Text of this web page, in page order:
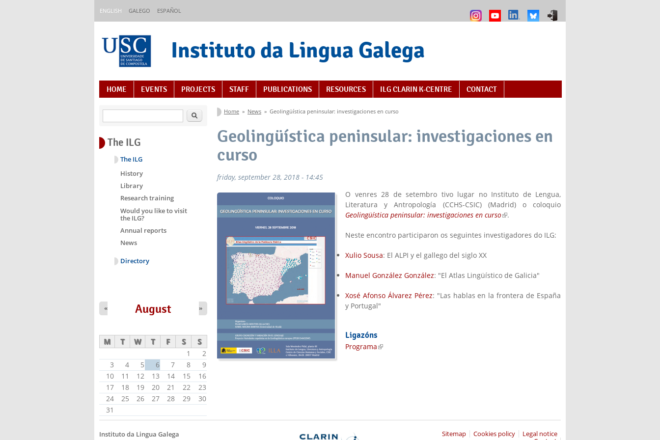
ENGLISH GALEGO ESPAÑOL
Instituto da Lingua Galega
Content Index
HOME EVENTS PROJECTS STAFF PUBLICATIONS RESOURCES ILG CLARIN K-CENTRE CONTACT
You are here
Home » News » Geolingüística peninsular: investigaciones en curso
Geolingüística peninsular: investigaciones en
curso
friday, september 28, 2018 - 14:45
O venres 28 de setembro tivo lugar no Instituto de Lengua,
Literatura y Antropología (CCHS-CSIC) (Madrid) o coloquio
Geolingüística peninsular: investigaciones en curso(link is external)
.
Neste encontro participaron os seguintes investigadores do ILG:
Xulio Sousa: El ALPI y el gallego del siglo XX
Manuel González González: "El Atlas Lingüístico de Galicia"
Xosé Afonso Álvarez Pérez: "Las hablas en la frontera de España
y Portugal"
Ligazóns
Programa(link is external)
Search
The ILG
The ILG
History
Library
Research training
Would you like to visit
the ILG?
Annual reports
News
Directory
August
« »
M T W T F S S
1
2
3
4 5 6 7 8
9
10
11 12 13 14 15
16
17
18 19 20 21 22
23
24
25 26 27 28 29
30
31
Instituto da Lingua Galega
Legal notice
Cookies policy
Sitemap